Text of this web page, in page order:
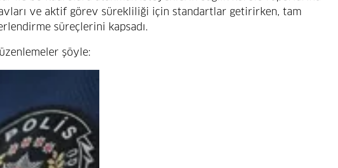
ve aktif görev sürekliliği için standartlar getirirken, tam
süreçlerini kapsadı.
şöyle: